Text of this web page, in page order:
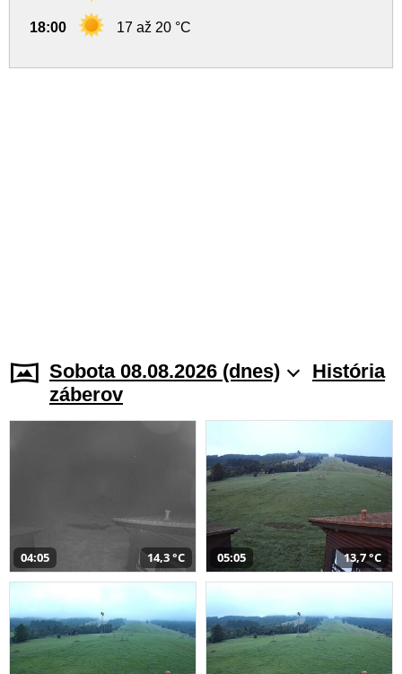
18:00 17 až 20 °C
Sobota 08.08.2026 (dnes)
História
záberov
04:05 14,3 °C 05:05 13,7 °C